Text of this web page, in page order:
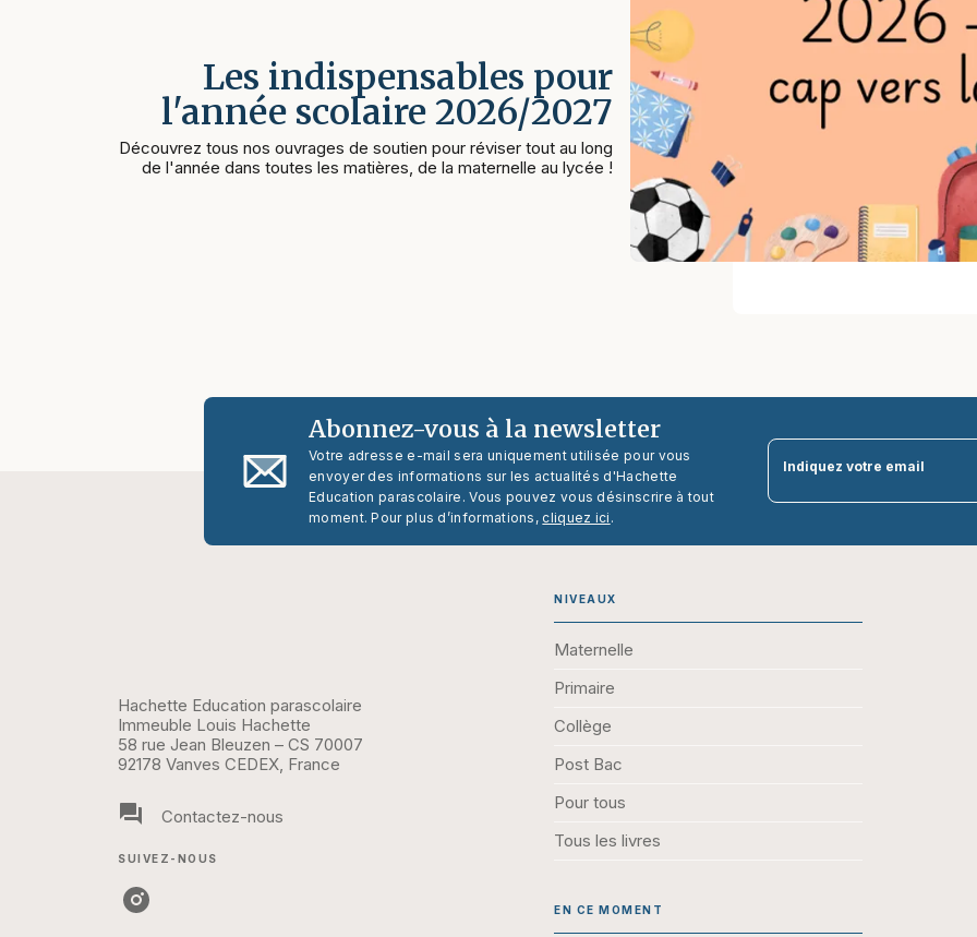
Les indispensables pour
l'année scolaire 2026/2027
Découvrez tous nos ouvrages de soutien pour réviser tout au long
de l'année dans toutes les matières, de la maternelle au lycée !
Abonnez-vous à la newsletter
Votre adresse e-mail sera uniquement utilisée pour vous
envoyer des informations sur les actualités d'Hachette
Education parascolaire. Vous pouvez vous désinscrire à tout
moment. Pour plus d’informations, cliquez ici .
Indiquez votre email
Hachette Education parascolaire
Immeuble Louis Hachette
58 rue Jean Bleuzen – CS 70007
92178 Vanves CEDEX, France
question_answer Contactez-nous
SUIVEZ-NOUS
NIVEAUX
Maternelle
Primaire
Collège
Post Bac
Pour tous
Tous les livres
EN CE MOMENT